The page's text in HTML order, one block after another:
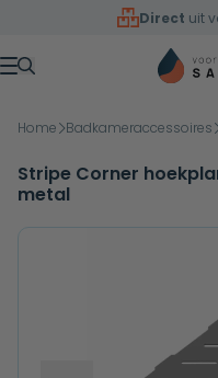
Overslaan naar inhoud
Direct uit
Menu
Home Badkameraccessoires
Stripe Corner
metal